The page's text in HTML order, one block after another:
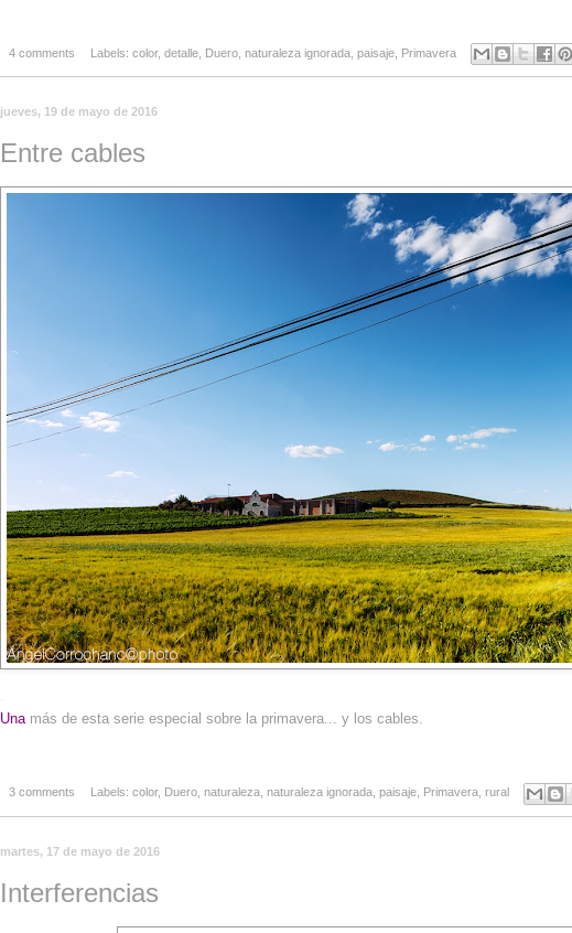
4 comments Labels: color, detalle, Duero, naturaleza ignorada, paisaje, Primavera
jueves, 19 de mayo de 2016
Entre cables
Unamás de esta serie especial sobre la primavera... y los cables.
3 comments Labels: color, Duero, naturaleza, naturaleza ignorada, paisaje, Primavera, rural
martes, 17 de mayo de 2016
Interferencias